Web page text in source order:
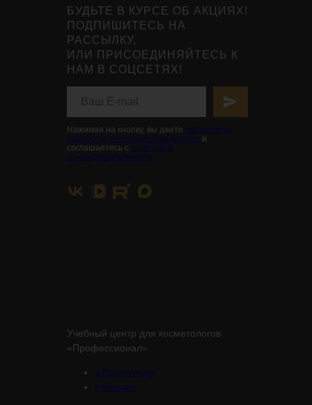
БУДЬТЕ В КУРСЕ ОБ АКЦИЯХ!
ПОДПИШИТЕСЬ НА
РАССЫЛКУ,
ИЛИ ПРИСОЕДИНЯЙТЕСЬ К
НАМ В СОЦСЕТЯХ!
Нажимая на кнопку, вы даете согласие на
обработку персональных данных и
соглашаетесь с политикой
конфиденциальности
Учебный центр для косметологов
«Профессионал»
в Волгограде
в Москве